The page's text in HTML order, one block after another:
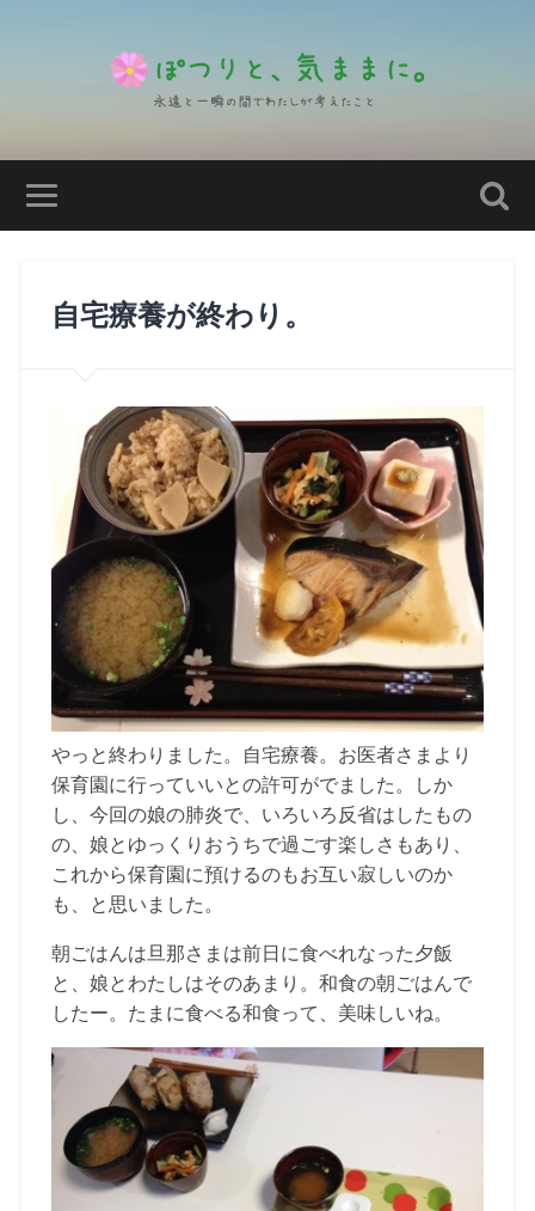
自宅療養が終わり。
やっと終わりました。自宅療養。お医者さまより
保育園に行っていいとの許可がでました。しか
し、今回の娘の肺炎で、いろいろ反省はしたもの
の、娘とゆっくりおうちで過ごす楽しさもあり、
これから保育園に預けるのもお互い寂しいのか
も、と思いました。
朝ごはんは旦那さまは前日に食べれなった夕飯
と、娘とわたしはそのあまり。和食の朝ごはんで
したー。たまに食べる和食って、美味しいね。